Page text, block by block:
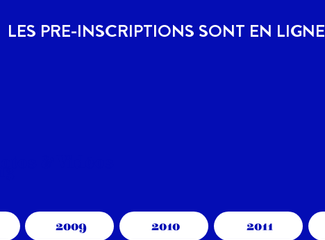
LES PRE-INSCRIPTIONS SONT EN LIGNE
2009 2010 2011